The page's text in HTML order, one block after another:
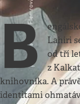
B
Lahiri
od tří
z
knihovníka. A
identitami